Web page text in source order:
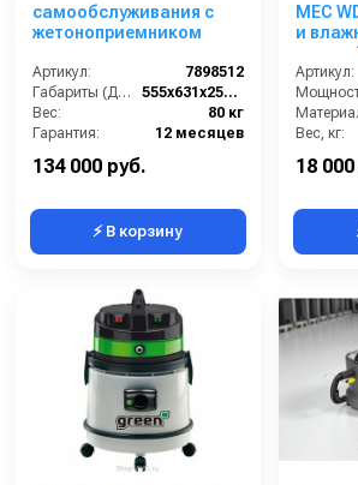
самообслуживания с
жетоноприемником
Артикул:
7898512
Габариты (ДхШхВ):
555x631x2505(1361)
Вес:
80 кг
Гарантия:
12 месяцев
134 000 руб.
⚡ В корзину
MEC
и
Вт, 37
Артикул:
Вес, кг:
18